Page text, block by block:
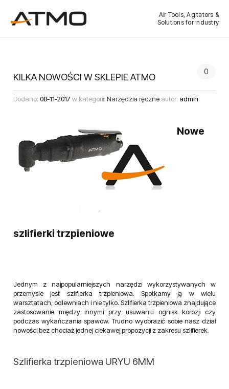
Air Tools, Agitators &
Solutions for industry
KILKA NOWOŚCI W SKLEPIE ATMO 0
Dodano: 08-11-2017 w kategorii: Narzędzia ręczne autor: admin
Nowe
szlifierki trzpieniowe
Jednym z najpopularniejszych narzędzi wykorzystywanych w
przemyśle jest szlifierka trzpieniowa. Spotkamy ją w wielu
warsztatach, odlewniach i nie tylko. Szlifierka trzpieniowa znajdujące
zastosowanie między innymi przy usuwaniu ognisk korozji czy
podczas wykańczania spawów. Trudno wyobrazić sobie nasz dział
nowości bez chociaż jednej ciekawej propozycji z zakresu szlifierek.
Szlifierka trzpieniowa URYU 6MM